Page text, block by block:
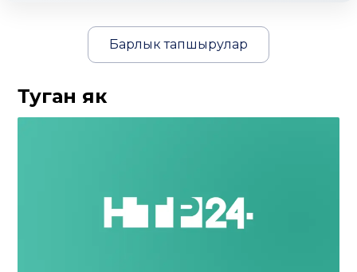
Барлык тапшырулар
Туган як